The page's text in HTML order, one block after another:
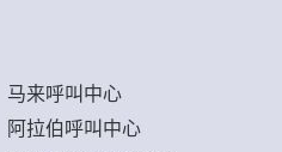
马来呼叫中心
阿拉伯呼叫中心